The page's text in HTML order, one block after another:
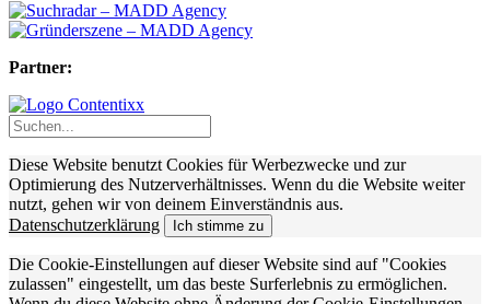
Partner:
Diese Website benutzt Cookies für Werbezwecke und zur
Optimierung des Nutzerverhältnisses. Wenn du die Website weiter
nutzt, gehen wir von deinem Einverständnis aus.
Datenschutzerklärung
Ich stimme zu
Die Cookie-Einstellungen auf dieser Website sind auf "Cookies
zulassen" eingestellt, um das beste Surferlebnis zu ermöglichen.